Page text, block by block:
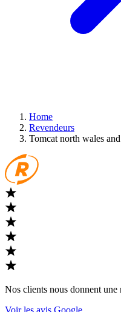
Home
Revendeurs
Tomcat north wales
Nos clients nous donnent une
Voir les avis Google